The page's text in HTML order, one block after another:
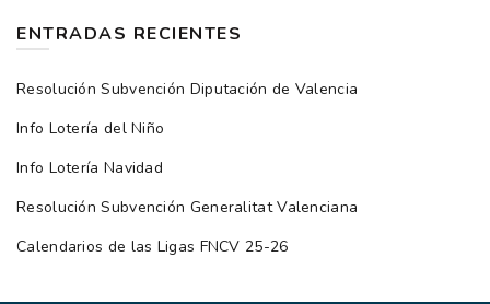
ENTRADAS RECIENTES
Resolución Subvención Diputación de Valencia
Info Lotería del Niño
Info Lotería Navidad
Resolución Subvención Generalitat Valenciana
Calendarios de las Ligas FNCV 25-26